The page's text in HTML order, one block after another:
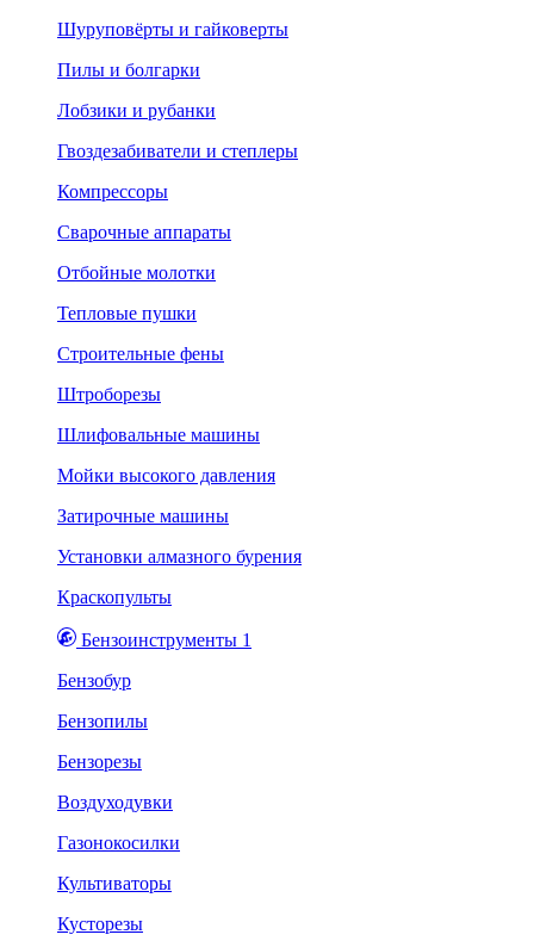
Шуруповёрты и гайковерты
Пилы и болгарки
Лобзики и рубанки
Гвоздезабиватели и степлеры
Компрессоры
Сварочные аппараты
Отбойные молотки
Тепловые пушки
Строительные фены
Штроборезы
Шлифовальные машины
Мойки высокого давления
Затирочные машины
Установки алмазного бурения
Краскопульты
Бензоинструменты 1
Бензобур
Бензопилы
Бензорезы
Воздуходувки
Газонокосилки
Культиваторы
Кусторезы